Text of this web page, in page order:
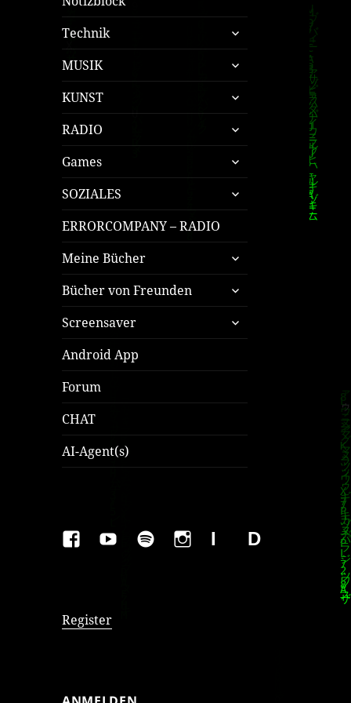
Technik
untermenü
öffnen
MUSIK
untermenü
öffnen
KUNST
untermenü
öffnen
RADIO
untermenü
öffnen
Games
untermenü
öffnen
SOZIALES
untermenü
öffnen
ERRORCOMPANY – RADIO
Meine Bücher
untermenü
öffnen
Bücher von Freunden
untermenü
öffnen
Screensaver
untermenü
öffnen
Android App
Forum
CHAT
AI-Agent(s)
FAKEBOOK
YOUTUBESPOTIFYINSTAGRAM
IMPRESSUM
Register